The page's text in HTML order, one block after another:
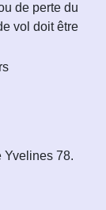
de perte du
vol doit être
Yvelines 78.